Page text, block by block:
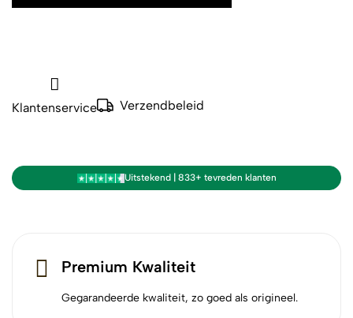
Klantenservice Verzendbeleid
Uitstekend | 833+ tevreden klanten
Premium Kwaliteit
Gegarandeerde kwaliteit, zo goed als origineel.